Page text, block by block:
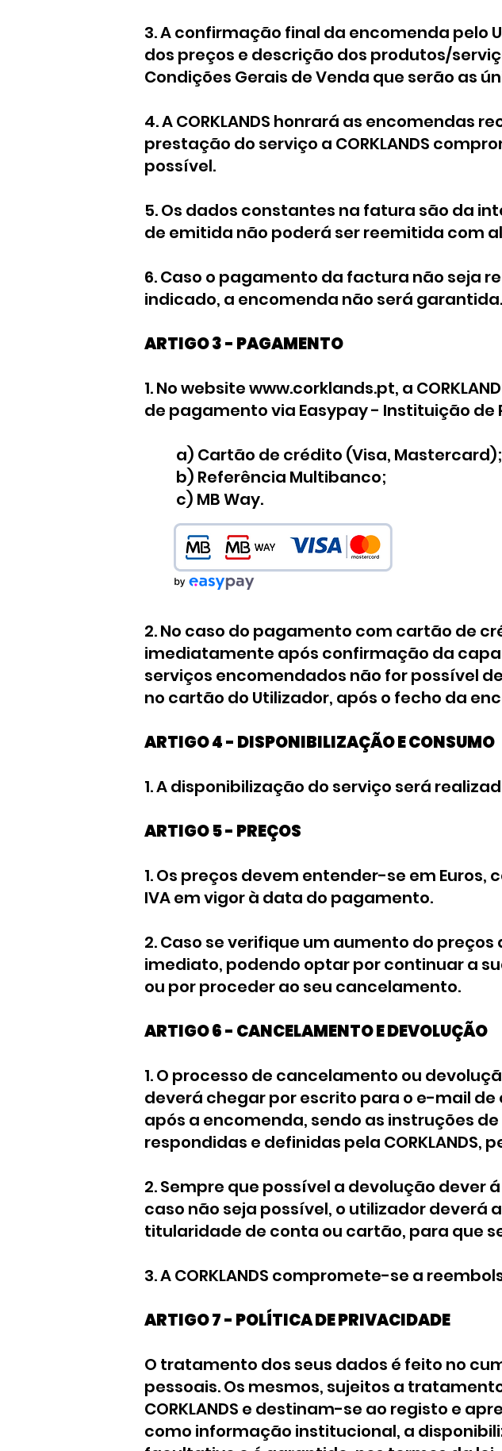
3. A confirmação final da encomenda
dos preços e descrição dos produtos/
Condições Gerais de Venda que serão as
4. A CORKLANDS honrará as encomendas
prestação do serviço a CORKLANDS
possível.
5. Os dados constantes na fatura são da
de emitida não poderá ser reemitida com
6. Caso o pagamento da factura não seja
indicado, a encomenda não será garantida.
ARTIGO 3 - PAGAMENTO
1. No websitewww.corklands.pt, a
de pagamento via Easypay - Instituição de
a) Cartão de crédito (Visa, Mastercard);
b) Referência Multibanco;
c) MB Way.
2. No caso do pagamento com cartão de
imediatamente após confirmação da
serviços encomendados não for possível
no cartão do Utilizador, após o fecho da
ARTIGO 4 - DISPONIBILIZAÇÃO E CONSUMO
1. A disponibilização do serviço será
ARTIGO 5 - PREÇOS
1. Os preços devem entender-se em
IVA em vigor à data do pagamento.
2. Caso se verifique um aumento do
imediato, podendo optar por continuar a
ou por proceder ao seu cancelamento.
ARTIGO 6 - CANCELAMENTO E DEVOLUÇÃO
1. O processo de cancelamento ou
deverá chegar por escrito para o e-mail
após a encomenda, sendo as instruções
respondidas e definidas pela
2. Sempre que possível a devolução
caso não seja possível, o utilizador
titularidade de conta ou cartão, para que
3. A CORKLANDS compromete-se a
ARTIGO 7 - POLÍTICA DE PRIVACIDADE
O tratamento dos seus dados é feito no
pessoais. Os mesmos, sujeitos a
CORKLANDS e destinam-se ao registo e
como informação institucional, a